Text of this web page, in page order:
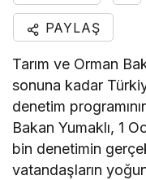
PAYLAŞ
Tarım ve Orman
sonuna kadar
denetim
Bakan Yumaklı, 1
bin denetimin
vatandaşların